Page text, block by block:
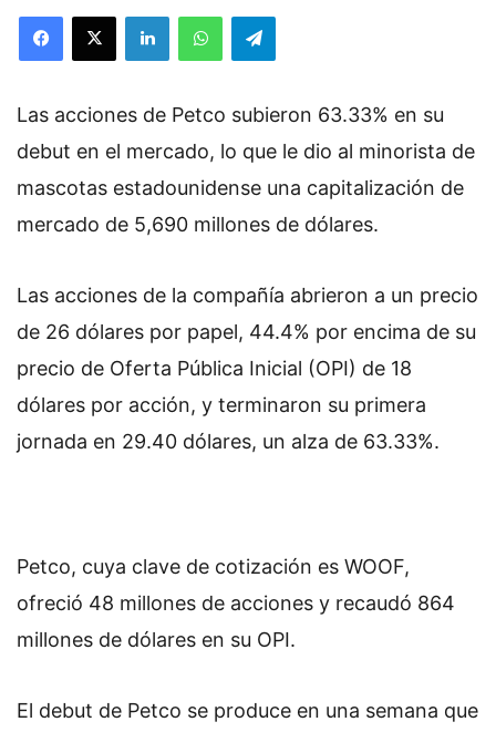
Las acciones de Petco subieron 63.33% en su
debut en el mercado, lo que le dio al minorista de
mascotas estadounidense una capitalización de
mercado de 5,690 millones de dólares.
Las acciones de la compañía abrieron a un precio
de 26 dólares por papel, 44.4% por encima de su
precio de Oferta Pública Inicial (OPI) de 18
dólares por acción, y terminaron su primera
jornada en 29.40 dólares, un alza de 63.33%.
Petco, cuya clave de cotización es WOOF,
ofreció 48 millones de acciones y recaudó 864
millones de dólares en su OPI.
El debut de Petco se produce en una semana que